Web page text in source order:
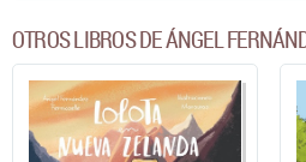
OTROS LIBROS DE ÁNGEL